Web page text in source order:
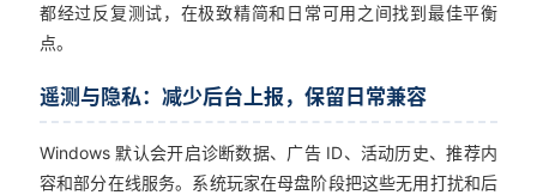
囊
纯
净
系
都经过反复测试，在极致精简和日常可用之间找到最佳平衡
点。
遥测与隐私：减少后台上报，保留日常兼容
Windows 默认会开启诊断数据、广告 ID、活动历史、推荐内
容和部分在线服务。系统玩家在母盘阶段把这些无用打扰和后